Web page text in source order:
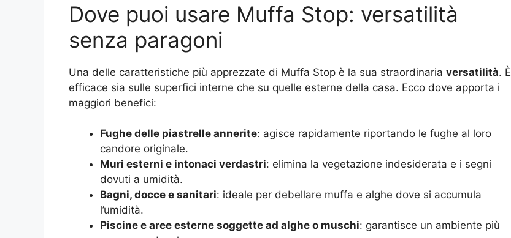
Dove puoi usare Muffa Stop: versatilità
senza paragoni
Una delle caratteristiche più apprezzate di Muffa Stop è la sua straordinaria versatilità. È
efficace sia sulle superfici interne che su quelle esterne della casa. Ecco dove apporta i
maggiori benefici:
Fughe delle piastrelle annerite: agisce rapidamente riportando le fughe al loro
candore originale.
Muri esterni e intonaci verdastri: elimina la vegetazione indesiderata e i segni
dovuti a umidità.
Bagni, docce e sanitari: ideale per debellare muffa e alghe dove si accumula
l’umidità.
Piscine e aree esterne soggette ad alghe o muschi: garantisce un ambiente più